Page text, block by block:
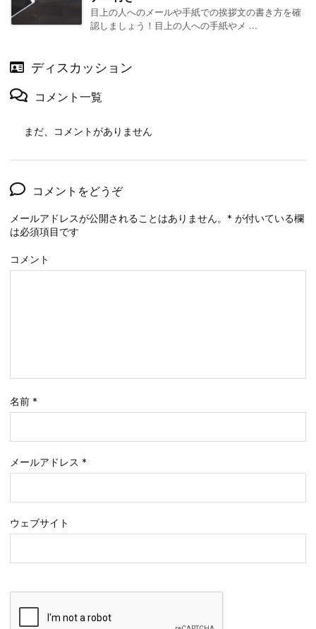
目上の人へのメールや手紙での挨拶文の書き方を確
認しましょう！目上の人への手紙やメ ...
ディスカッション
コメント一覧
まだ、コメントがありません
コメントをどうぞ
メールアドレスが公開されることはありません。 * が付いている欄
は必須項目です
コメント
名前 *
メールアドレス *
ウェブサイト